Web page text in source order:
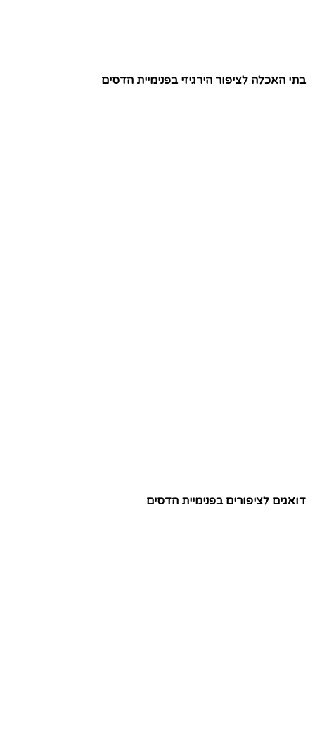
בתי האכלה לציפור הירגיזי בפנימיית הדסים
דואגים לציפורים בפנימיית הדסים